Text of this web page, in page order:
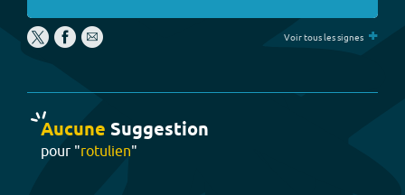
Voir tous les signes +
Aucune Suggestion
pour "rotulien"